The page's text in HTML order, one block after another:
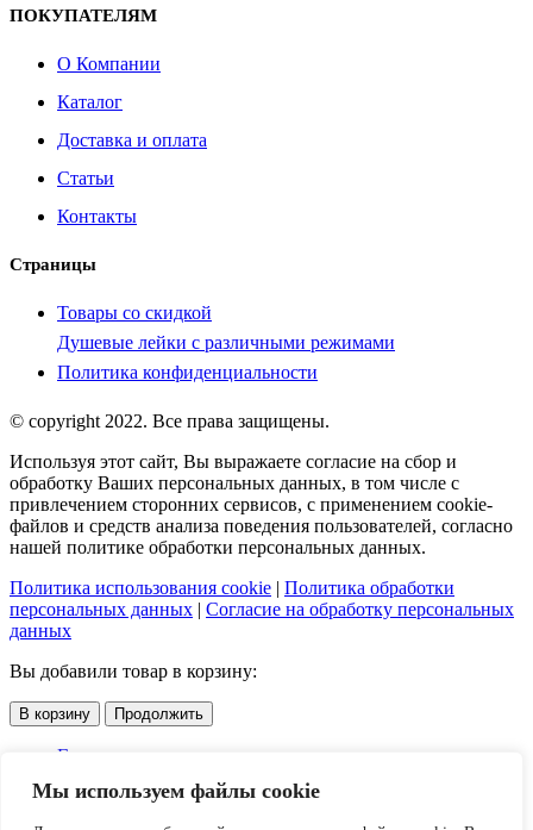
Мы используем файлы cookie
ПОКУПАТЕЛЯМ
О Компании
Каталог
Доставка и оплата
Статьи
Контакты
Страницы
Товары со скидкой
Душевые лейки с различными режимами
Политика конфиденциальности
© copyright 2022. Все права защищены.
Используя этот сайт, Вы выражаете согласие на сбор и
обработку Ваших персональных данных, в том числе с
привлечением сторонних сервисов, с применением cookie-
файлов и средств анализа поведения пользователей, согласно
нашей политике обработки персональных данных.
Политика использования cookie | Политика обработки
персональных данных | Согласие на обработку персональных
данных
Вы добавили товар в корзину:
В корзину Продолжить
Главная
Услуги